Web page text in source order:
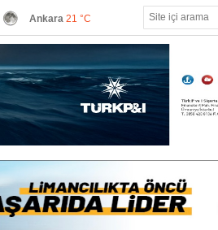
Ankara 21 °C
Antalya25 °C
Muğla 24 °C
Çanakkale 22 °C
alan ilk tersane oldu